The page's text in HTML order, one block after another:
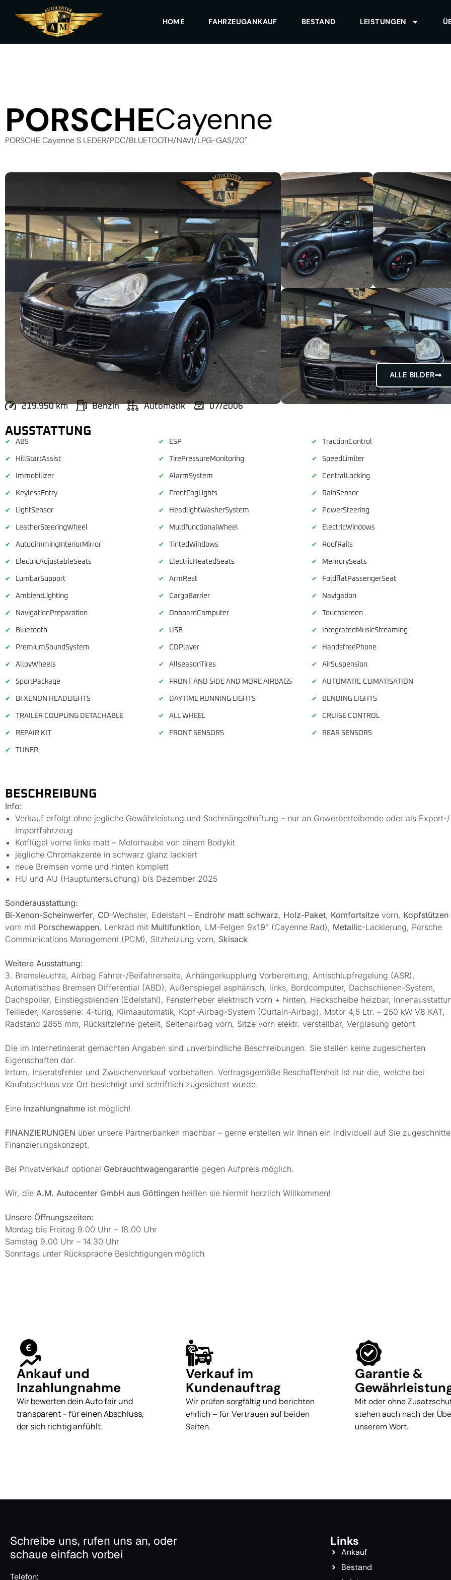
HOME FAHRZEUGANKAUF BESTAND LEISTUNGEN
PORSCHECayenne
PORSCHE Cayenne S LEDER/PDC/BLUETOOTH/NAVI/LPG-GAS/20"
ALLE BILDER
219.950 km Benzin Automatik 07/2006
AUSSTATTUNG
✔ ABS ✔ ESP ✔ TractionControl
✔ HillStartAssist ✔ TirePressureMonitoring ✔ SpeedLimiter
✔ Immobilizer ✔ AlarmSystem ✔ CentralLocking
✔ KeylessEntry ✔ FrontFogLights ✔ RainSensor
✔ LightSensor ✔ HeadlightWasherSystem ✔ PowerSteering
✔ LeatherSteeringWheel ✔ MultifunctionalWheel ✔ ElectricWindows
✔ AutodimmingInteriorMirror ✔ TintedWindows ✔ RoofRails
✔ ElectricAdjustableSeats ✔ ElectricHeatedSeats ✔ MemorySeats
✔ LumbarSupport ✔ ArmRest ✔ FoldflatPassengerSeat
✔ AmbientLighting ✔ CargoBarrier ✔ Navigation
✔ NavigationPreparation ✔ OnboardComputer ✔ Touchscreen
✔ Bluetooth ✔ USB ✔ IntegratedMusicStreaming
✔ PremiumSoundSystem ✔ CDPlayer ✔ HandsfreePhone
✔ AlloyWheels ✔ AllseasonTires ✔ AirSuspension
✔ SportPackage ✔ FRONT AND SIDE AND MORE AIRBAGS ✔ AUTOMATIC CLIMATISATION
✔ BI XENON HEADLIGHTS ✔ DAYTIME RUNNING LIGHTS ✔ BENDING LIGHTS
✔ TRAILER COUPLING DETACHABLE ✔ ALL WHEEL ✔ CRUISE CONTROL
✔ REPAIR KIT ✔ FRONT SENSORS ✔ REAR SENSORS
✔ TUNER
BESCHREIBUNG
Info:
Verkauf erfolgt ohne jegliche Gewährleistung und Sachmängelhaftung – nur an Gewerberteibende oder als Export-/
Importfahrzeug
Kotflügel vorne links matt – Motorhaube von einem Bodykit
jegliche Chromakzente in schwarz glanz lackiert
neue Bremsen vorne und hinten komplett
HU und AU (Hauptuntersuchung) bis Dezember 2025
Sonderausstattung:
Bi-Xenon-Scheinwerfer, CD-Wechsler, Edelstahl – Endrohr matt schwarz, Holz-Paket, Komfortsitze vorn, Kopfstützen
vorn mit Porschewappen, Lenkrad mit Multifunktion, LM-Felgen 9x19″ (Cayenne Rad), Metallic-Lackierung, Porsche
Communications Management (PCM), Sitzheizung vorn, Skisack
Weitere Ausstattung:
3. Bremsleuchte, Airbag Fahrer-/Beifahrerseite, Anhängerkupplung Vorbereitung, Antischlupfregelung (ASR),
Automatisches Bremsen Differential (ABD), Außenspiegel asphärisch, links, Bordcomputer, Dachschienen-System,
Dachspoiler, Einstiegsblenden (Edelstahl), Fensterheber elektrisch vorn + hinten, Heckscheibe heizbar,
Teilleder, Karosserie: 4-türig, Klimaautomatik, Kopf-Airbag-System (Curtain-Airbag), Motor 4,5 Ltr. – 250 kW V8 KAT,
Radstand 2855 mm, Rücksitzlehne geteilt, Seitenairbag vorn, Sitze vorn elektr. verstellbar, Verglasung getönt
Die im Internetinserat gemachten Angaben sind unverbindliche Beschreibungen. Sie stellen keine zugesicherten
Eigenschaften dar.
Irrtum, Inseratsfehler und Zwischenverkauf vorbehalten. Vertragsgemäße Beschaffenheit ist nur die, welche bei
Kaufabschluss vor Ort besichtigt und schriftlich zugesichert wurde.
Eine Inzahlungnahme ist möglich!
FINANZIERUNGEN über unsere Partnerbanken machbar – gerne erstellen wir Ihnen ein individuell auf Sie
Finanzierungskonzept.
Bei Privatverkauf optional Gebrauchtwagengarantie gegen Aufpreis möglich.
Wir, die A.M. Autocenter GmbH aus Göttingen heißen sie hiermit herzlich Willkommen!
Unsere Öffnungszeiten:
Montag bis Freitag 9.00 Uhr – 18.00 Uhr
Samstag 9.00 Uhr – 14.30 Uhr
Sonntags unter Rücksprache Besichtigungen möglich
Ankauf und
Inzahlungnahme
Wir bewerten dein Auto fair und
transparent – für einen Abschluss,
der sich richtig anfühlt.
Verkauf im
Kundenauftrag
Wir prüfen sorgfältig und berichten
ehrlich – für Vertrauen auf beiden
Seiten.
Garantie &
Mit oder ohne
stehen auch nach der
unserem Wort.
Schreibe uns, rufen uns an, oder
schaue einfach vorbei
Telefon:
Links
Ankauf
Bestand